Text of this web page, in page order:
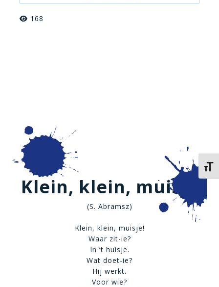
168
Klein, klein, muisje
(S. Abramsz)
Klein, klein, muisje!
Waar zit-ie?
In ’t huisje.
Wat doet-ie?
Hij werkt.
Voor wie?